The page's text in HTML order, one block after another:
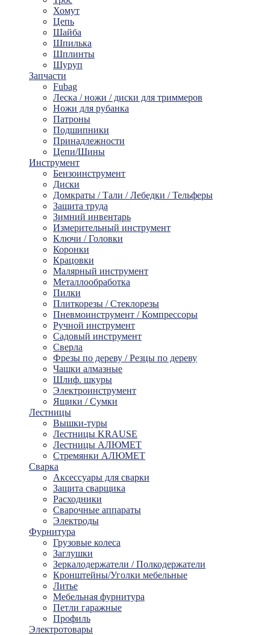
Хомут
Цепь
Шайбa
Шпилька
Шплинты
Шуруп
Запчасти
Fubag
Леска / ножи / диски для триммеров
Ножи для рубанка
Патроны
Подшипники
Принадлежности
Цепи/Шины
Инструмент
Бензоинструмент
Диски
Домкраты / Тали / Лебедки / Тельферы
Защита труда
Зимний инвентарь
Измерительный инструмент
Ключи / Головки
Коронки
Крацовки
Малярный инструмент
Металлообработка
Пилки
Плиткорезы / Стеклорезы
Пневмоинструмент / Компрессоры
Ручной инструмент
Садовый инструмент
Сверла
Фрезы по дереву / Резцы по дереву
Чашки алмазные
Шлиф. шкуры
Электроинструмент
Ящики / Сумки
Лестницы
Вышки-туры
Лестницы KRAUSE
Лестницы АЛЮМЕТ
Стремянки АЛЮМЕТ
Сварка
Аксессуары для сварки
Защита сварщика
Расходники
Сварочные аппараты
Электроды
Фурнитура
Грузовые колеса
Заглушки
Зеркалодержатели / Полкодержатели
Кронштейны/Уголки мебельные
Литье
Мебельная фурнитура
Петли гаражные
Профиль
Электротовары